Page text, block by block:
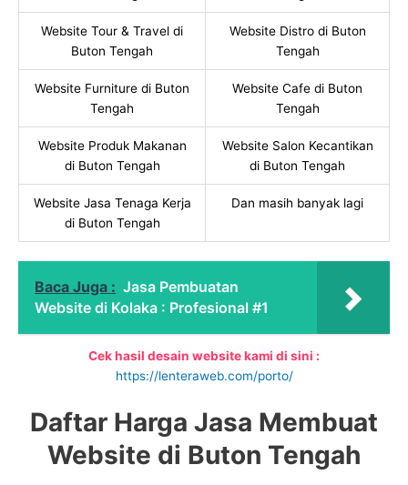
Website Tour & Travel di
Buton Tengah
Website Distro di Buton
Tengah
Website Furniture di Buton
Tengah
Website Cafe di Buton
Tengah
Website Produk Makanan
di Buton Tengah
Website Salon Kecantikan
di Buton Tengah
Website Jasa Tenaga Kerja
di Buton Tengah
Dan masih banyak lagi
Baca Juga : Jasa Pembuatan
Website di Kolaka : Profesional #1
Cek hasil desain website kami di sini :
https://lenteraweb.com/porto/
Daftar Harga Jasa Membuat
Website di Buton Tengah